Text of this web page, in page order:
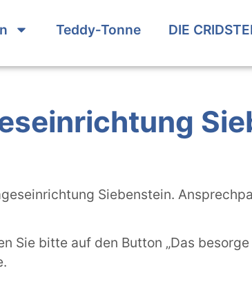
Teddy‑Tonne DIE
Siebenstein.
Sie bitte auf den Button „Das besorge